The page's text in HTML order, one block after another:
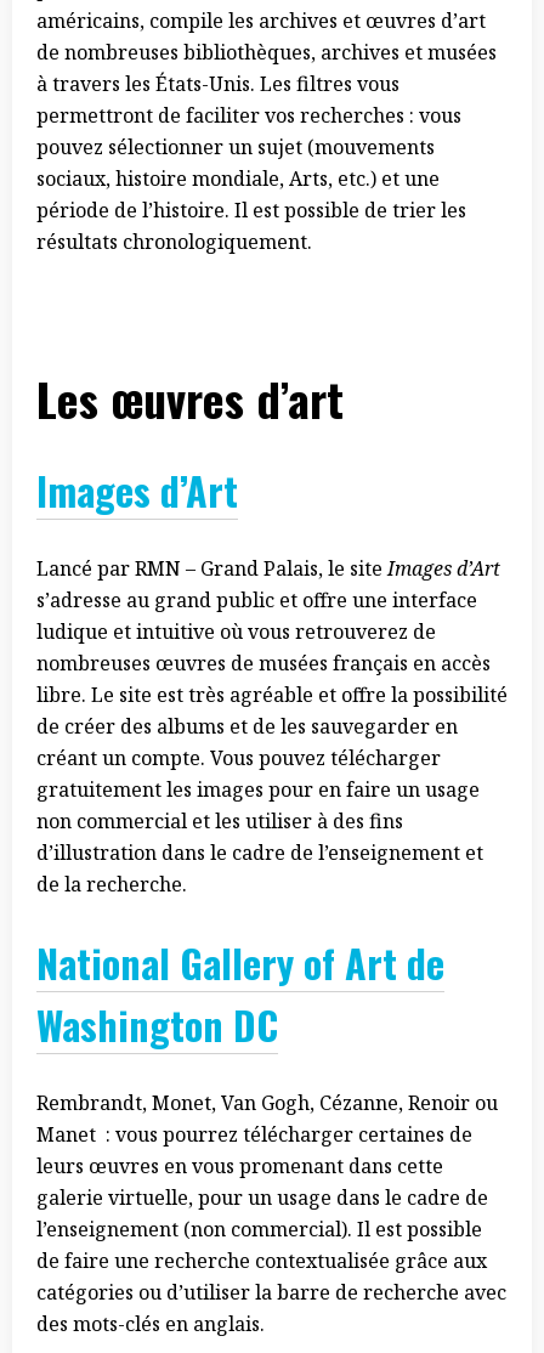
américains, compile les archives et œuvres d’art
de nombreuses bibliothèques, archives et musées
à travers les États-Unis. Les filtres vous
permettront de faciliter vos recherches : vous
pouvez sélectionner un sujet (mouvements
sociaux, histoire mondiale, Arts, etc.) et une
période de l’histoire. Il est possible de trier les
résultats chronologiquement.
Les œuvres d’art
Images d’Art
Lancé par RMN – Grand Palais, le siteImages d’Art
s’adresse au grand public et offre une interface
ludique et intuitive où vous retrouverez de
nombreuses œuvres de musées français en accès
libre. Le site est très agréable et offre la possibilité
de créer des albums et de les sauvegarder en
créant un compte. Vous pouvez télécharger
gratuitement les images pour en faire un usage
non commercial et les utiliser à des fins
d’illustration dans le cadre de l’enseignement et
de la recherche.
National Gallery of Art de
Washington DC
Rembrandt, Monet, Van Gogh, Cézanne, Renoir ou
Manet : vous pourrez télécharger certaines de
leurs œuvres en vous promenant dans cette
galerie virtuelle, pour un usage dans le cadre de
l’enseignement (non commercial). Il est possible
de faire une recherche contextualisée grâce aux
catégories ou d’utiliser la barre de recherche avec
des mots-clés en anglais.